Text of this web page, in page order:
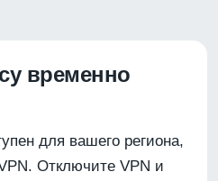
временно
для вашего региона,
Отключите VPN и